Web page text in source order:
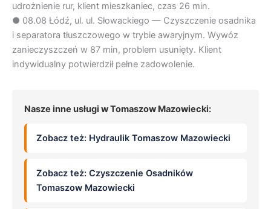
udrożnienie rur, klient mieszkaniec, czas 26 min.
● 08.08 Łódź, ul. ul. Słowackiego — Czyszczenie osadnika
i separatora tłuszczowego w trybie awaryjnym. Wywóz
zanieczyszczeń w 87 min, problem usunięty. Klient
indywidualny potwierdził pełne zadowolenie.
Nasze inne usługi w Tomaszow Mazowiecki:
Zobacz też: Hydraulik Tomaszow Mazowiecki
Zobacz też: Czyszczenie Osadników
Tomaszow Mazowiecki